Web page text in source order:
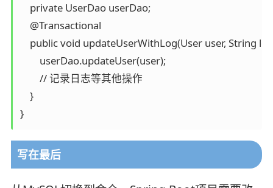
    private UserDao userDao;
    @Transactional
public void updateUserWithLog(User user, String
        userDao.updateUser(user);
        // 记录日志等其他操作
    }
}
写在最后